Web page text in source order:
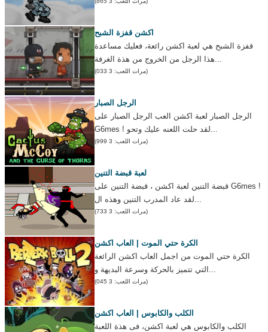
اكشن قفزة الشبح
قفزة الشبح هي لعبة اكشن رائعة، فعليك مساعدة
هذا الرجل من الخروج من هذة الغرفة...
(مرات اللعب: 3 033)
الرجل الصبار
الرجل الصبار لعبة اكشن العب الرجل الصبار على
G6mes ! لقد حلت اللعنه عليك وتحو...
(مرات اللعب: 3 999)
لعبة قبضة التنين
قبضة التنين لعبة اكشن ، قبضة التنين على G6mes !
لقد عاد المدرب التنين وهذه ال...
(مرات اللعب: 3 733)
الكرة حتي الموت | العاب اكشن
الكرة حتي الموت من اجمل العاب اكشن الرائعة
التي تتميز بالحركة وسرعة البديهة و...
(مرات اللعب: 3 045)
الكلب والكابوس | العاب اكشن
الكلب والكابوس هي لعبة اكشن، فى هذة اللعبة